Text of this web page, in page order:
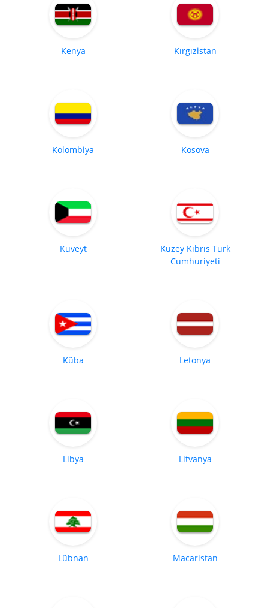
Kenya Kırgızistan
Kolombiya Kosova
Kuveyt
Kuzey Kıbrıs Türk
Cumhuriyeti
Küba Letonya
Libya Litvanya
Lübnan Macaristan